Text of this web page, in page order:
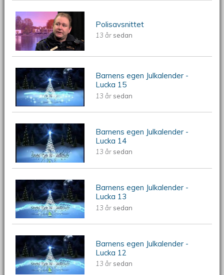
ÖKV Play: Barnens Egen TV -
Polisavsnittet
Polisavsnittet
13 år sedan
Barnens egen Julkalender - Lucka 15
Barnens egen Julkalender -
Lucka 15
13 år sedan
Barnens egen Julkalender - Lucka 14
Barnens egen Julkalender -
Lucka 14
13 år sedan
Barnens egen Julkalender - Lucka 13
Barnens egen Julkalender -
Lucka 13
13 år sedan
Barnens egen Julkalender - Lucka 12
Barnens egen Julkalender -
Lucka 12
13 år sedan